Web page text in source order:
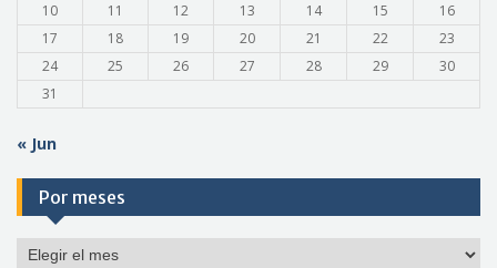
10
11 12 13 14 15
16
17
18 19 20 21 22
23
24
25 26 27 28 29
30
31
« Jun
Por meses
Por